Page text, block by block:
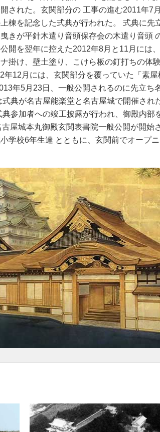
された。玄関部分の 工事の進む2011年7
棟を記念した式典が行われた。 式典に先
きが平針木遣り音頭保存会の木遣り音頭
開を翌年に控えた2012年8月と11月には
掛け、壁土塗り、こけら板の釘打ちの体
年12月には、玄関部分を覆っていた「素屋
年5月23日、一般公開されるのに先立ち
典が名古屋能楽堂と名古屋城で開催され
参加者への竣工披露が行われ、御殿内部
屋城本丸御殿玄関表書院一般公開が開始
学校6年生達 とともに、玄関前でオープ